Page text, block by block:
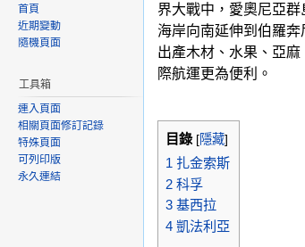
界大戰中，愛奧尼亞
海岸向南延伸到伯羅
出產木材、水果、亞
際航運更為便利。
目錄[隱藏]
1 扎金索斯
2 科孚
3 基西拉
4 凱法利亞
首頁
近期變動
隨機頁面
工具箱
連入頁面
相關頁面修訂記錄
特殊頁面
可列印版
永久連結